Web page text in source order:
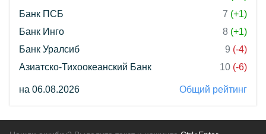
Банк ПСБ
7 (+1)
Банк Инго
8 (+1)
Банк Уралсиб
9 (-4)
Азиатско-Тихоокеанский Банк
10 (-6)
на 06.08.2026 Общий рейтинг